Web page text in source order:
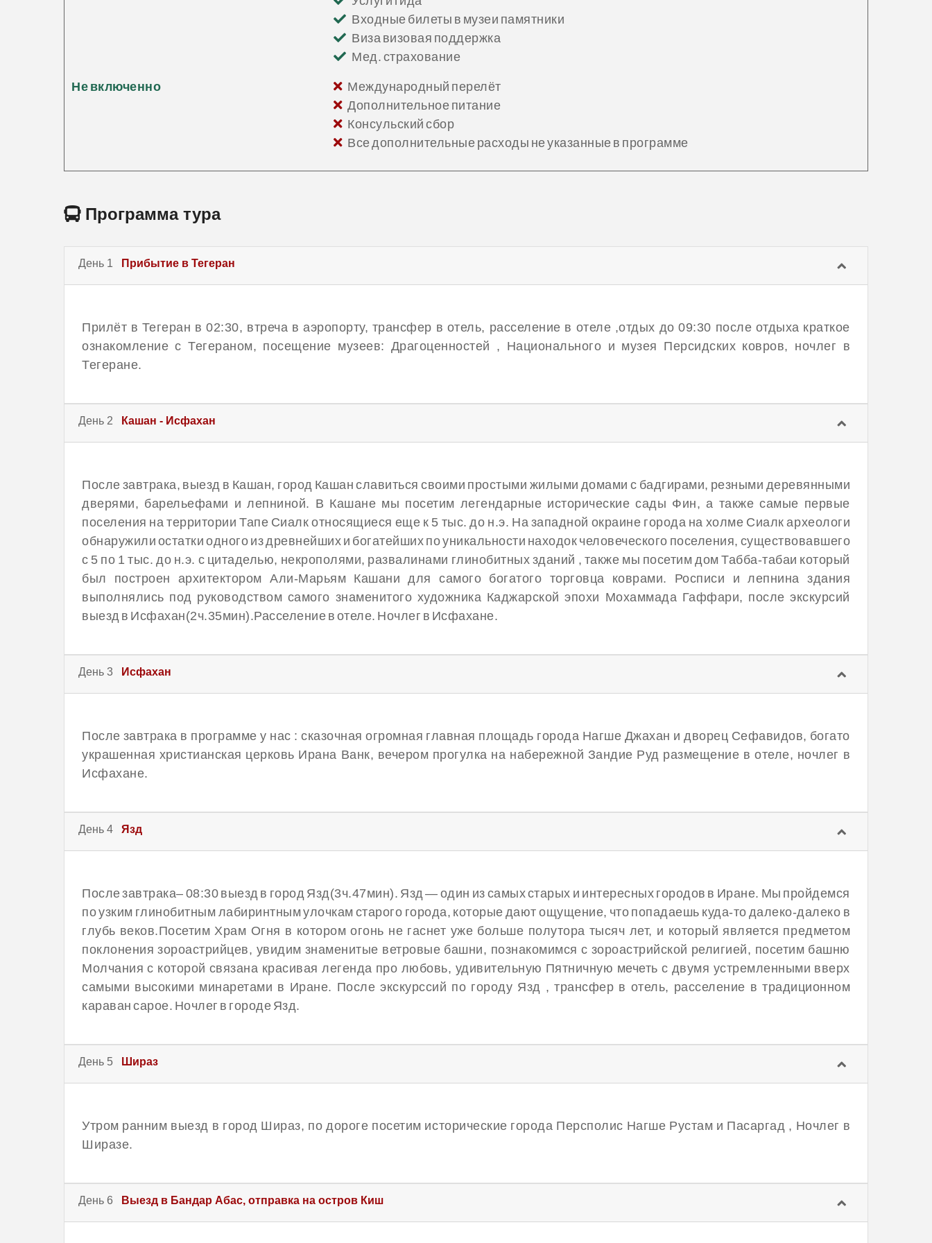
Входные билеты в музеи памятники
Виза визовая поддержка
Мед. страхование
Не включенно
Международный перелёт
Дополнительное питание
Консульский сбор
Все дополнительные расходы не указанные в программе
Программа тура
День 1 Прибытие в Тегеран
Прилёт в Тегеран в 02:30, втреча в аэропорту, трансфер в отель, расселение в отеле ,отдых до 09:30 после отдыха краткое
ознакомление с Тегераном, посещение музеев: Драгоценностей , Национального и музея Персидских ковров, ночлег в
Тегеране.
День 2 Кашан - Исфахан
После завтрака, выезд в Кашан, город Кашан славиться своими простыми жилыми домами с бадгирами, резными деревянными
дверями, барельефами и лепниной. В Кашане мы посетим легендарные исторические сады Фин, а также самые первые
поселения на территории Тапе Сиалк относящиеся еще к 5 тыс. до н.э. На западной окраине города на холме Сиалк археологи
обнаружили остатки одного из древнейших и богатейших по уникальности находок человеческого поселения, существовавшего
с 5 по 1 тыс. до н.э. с цитаделью, некрополями, развалинами глинобитных зданий , также мы посетим дом Табба-табаи который
был построен архитектором Али-Марьям Кашани для самого богатого торговца коврами. Росписи и лепнина здания
выполнялись под руководством самого знаменитого художника Каджарской эпохи Мохаммада Гаффари, после экскурсий
выезд в Исфахан(2ч.35мин).Расселение в отеле. Ночлег в Исфахане.
День 3 Исфахан
После завтрака в программе у нас : сказочная огромная главная площадь города Нагше Джахан и дворец Сефавидов, богато
украшенная христианская церковь Ирана Ванк, вечером прогулка на набережной Зандие Руд размещение в отеле, ночлег в
Исфахане.
День 4 Язд
После завтрака– 08:30 выезд в город Язд(3ч.47мин). Язд — один из самых старых и интересных городов в Иране. Мы пройдемся
по узким глинобитным лабиринтным улочкам старого города, которые дают ощущение, что попадаешь куда-то далеко-далеко в
глубь веков.Посетим Храм Огня в котором огонь не гаснет уже больше полутора тысяч лет, и который является предметом
поклонения зороастрийцев, увидим знаменитые ветровые башни, познакомимся с зороастрийской религией, посетим башню
Молчания с которой связана красивая легенда про любовь, удивительную Пятничную мечеть с двумя устремленными вверх
самыми высокими минаретами в Иране. После экскурссий по городу Язд , трансфер в отель, расселение в традиционном
караван сарое. Ночлег в городе Язд.
День 5 Шираз
Утром ранним выезд в город Шираз, по дороге посетим исторические города Персполис Нагше Рустам и Пасаргад , Ночлег в
Ширазе.
День 6 Выезд в Бандар Абас, отправка на остров Киш